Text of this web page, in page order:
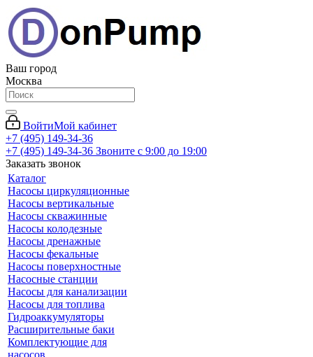
Ваш город
Москва
ВойтиМой кабинет
+7 (495) 149-34-36
+7 (495) 149-34-36 Звоните с 9:00 до 19:00
Заказать звонок
Каталог
Насосы циркуляционные
Насосы вертикальные
Насосы скважинные
Насосы колодезные
Насосы дренажные
Насосы фекальные
Насосы поверхностные
Насосные станции
Насосы для канализации
Насосы для топлива
Гидроаккумуляторы
Расширительные баки
Комплектующие для
насосов